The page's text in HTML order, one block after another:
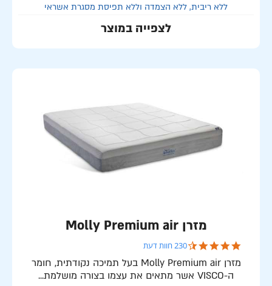
ללא ריבית, ללא הצמדה וללא תפיסת מסגרת אשראי
לצפייה במוצר
מזרן Molly Premium air
4.7 star rating
230 חוות דעת
מזרן Molly Premium air בעל תמיכה נקודתית, חומר
ה-VISCO אשר מתאים את עצמו בצורה מושלמת...